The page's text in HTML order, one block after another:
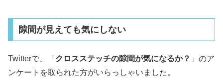
隙間が見えても気にしない
Twitterで、「 クロスステッチの隙間が気になるか？ 」のア
ンケートを取られた方がいらっしゃいました。